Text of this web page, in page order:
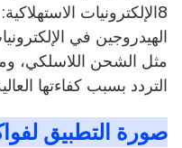
8الإلكترونيات
الهيدروجين في
مثل الشحن اللاسلكي،
التردد بسبب كفاءتها
صورة التطبيق